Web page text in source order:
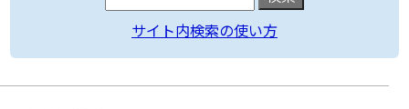
サイト内検索の使い方